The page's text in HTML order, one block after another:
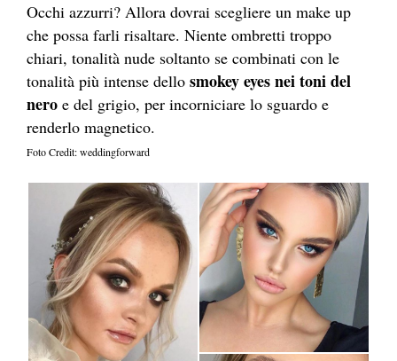
Occhi azzurri? Allora dovrai scegliere un make up
che possa farli risaltare. Niente ombretti troppo
chiari, tonalità nude soltanto se combinati con le
tonalità più intense dello smokey eyes nei toni del
nero e del grigio, per incorniciare lo sguardo e
renderlo magnetico.
Foto Credit: weddingforward